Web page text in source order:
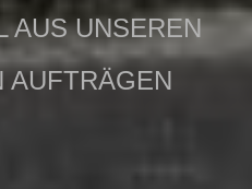
AUS UNSEREN
AUFTRÄGEN